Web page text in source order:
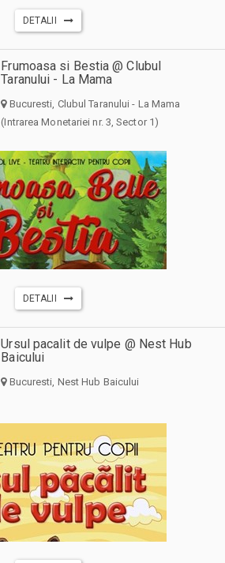
DETALII
Frumoasa si Bestia @ Clubul
Taranului - La Mama
Bucuresti, Clubul Taranului - La Mama
(Intrarea Monetariei nr. 3, Sector 1)
DETALII
Ursul pacalit de vulpe @ Nest Hub
Baicului
Bucuresti, Nest Hub Baicului